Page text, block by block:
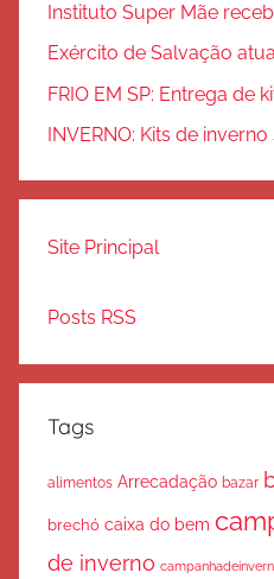
Instituto Super Mãe
Exército de Salvação
FRIO EM SP: Entrega de
INVERNO: Kits de
Site Principal
Posts RSS
Tags
alimentos Arrecadação bazar
brechó caixa do bem
de inverno